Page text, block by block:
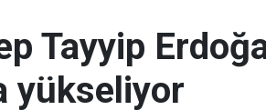
Tayyip
yükseliyor